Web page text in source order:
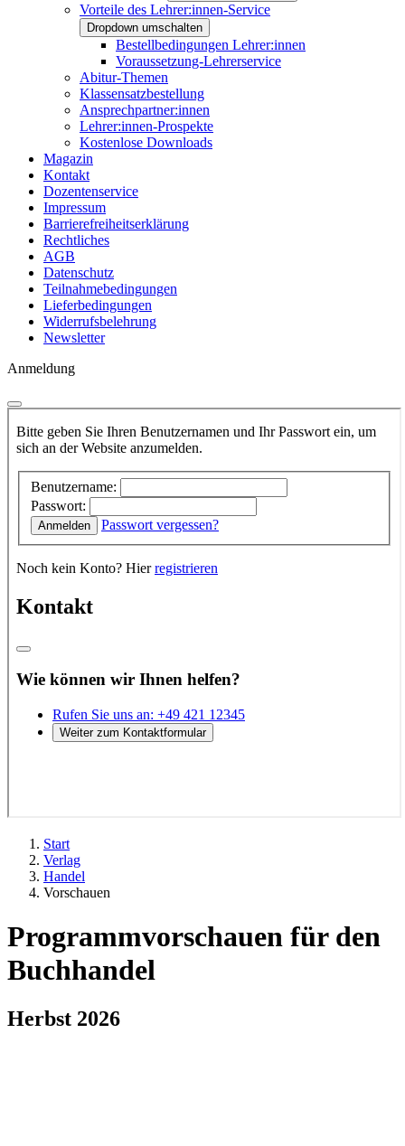
Vorteile des Lehrer:innen-Service
Dropdown umschalten
Bestellbedingungen Lehrer:innen
Voraussetzung-Lehrerservice
Abitur-Themen
Klassensatzbestellung
Ansprechpartner:innen
Lehrer:innen-Prospekte
Kostenlose Downloads
Magazin
Kontakt
Dozentenservice
Impressum
Barrierefreiheitserklärung
Rechtliches
AGB
Datenschutz
Teilnahmebedingungen
Lieferbedingungen
Widerrufsbelehrung
Newsletter
Anmeldung
Start
Verlag
Handel
Vorschauen
Programmvorschauen für den
Buchhandel
Herbst 2026